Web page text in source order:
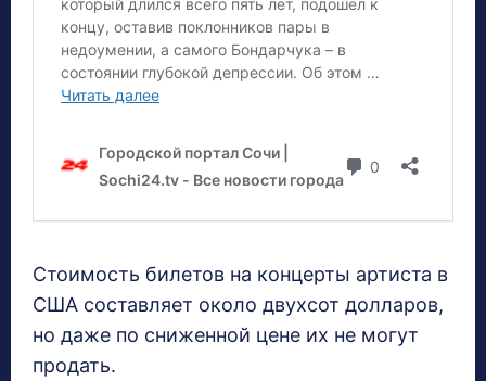
Стоимость билетов на концерты артиста в
США составляет около двухсот долларов,
но даже по сниженной цене их не могут
продать.